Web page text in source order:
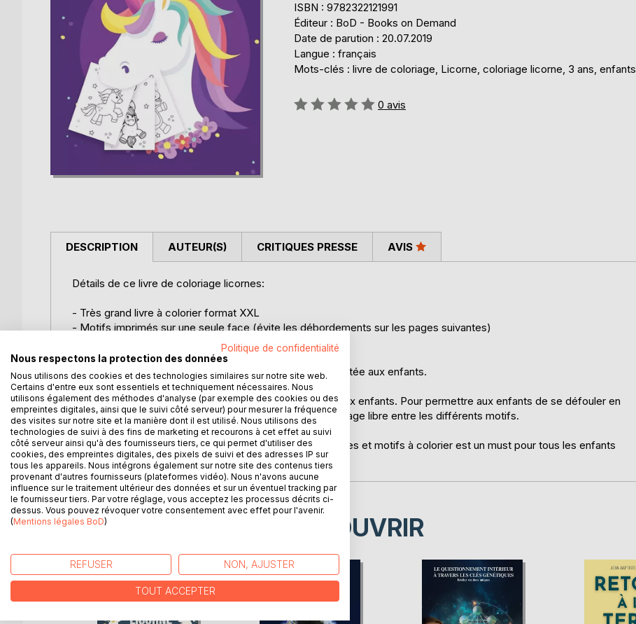
ISBN : 9782322121991
Éditeur : BoD - Books on Demand
Date de parution : 20.07.2019
Langue : français
Mots-clés : livre de coloriage, Licorne, coloriage licorne, 3 ans, enfants
Évaluation:
0 avis
DESCRIPTION
Détails de ce livre de coloriage licornes:
- Très grand livre à colorier format XXL
- Motifs imprimés sur une seule face (évite les débordements sur les pages suivantes)
- Pour les enfants de 2 à 5 ans
- Couverture souple et robuste de style mat, cool et adaptée aux enfants.
Tous les motifs sont spécialement mignons et adaptés aux enfants. Pour permettre aux enfants de se défouler en
faisant du coloriage ou de la peinture, il y a toujours une page libre entre les différents motifs.
Le livre à colorier des licornes avec ses nombreux modèles et motifs à colorier est un must pour tous les enfants
qui aiment le coloriage et les licornes.
AUTEUR(S) CRITIQUES PRESSE AVIS
D’AUTRES TITRES À DÉCOUVRIR
Politique de confidentialité
Nous respectons la protection des données
Nous utilisons des cookies et des technologies similaires sur notre site web.
Certains d'entre eux sont essentiels et techniquement nécessaires. Nous
utilisons également des méthodes d'analyse (par exemple des cookies ou des
empreintes digitales, ainsi que le suivi côté serveur) pour mesurer la fréquence
des visites sur notre site et la manière dont il est utilisé. Nous utilisons des
technologies de suivi à des fins de marketing et recourons à cet effet au suivi
côté serveur ainsi qu'à des fournisseurs tiers, ce qui permet d'utiliser des
cookies, des empreintes digitales, des pixels de suivi et des adresses IP sur
tous les appareils. Nous intégrons également sur notre site des contenus tiers
provenant d'autres fournisseurs (plateformes vidéo). Nous n'avons aucune
influence sur le traitement ultérieur des données et sur un éventuel tracking par
le fournisseur tiers. Par votre réglage, vous acceptez les processus décrits ci-
dessus. Vous pouvez révoquer votre consentement avec effet pour l'avenir.
(Mentions légales BoD)
REFUSER NON, AJUSTER
TOUT ACCEPTER